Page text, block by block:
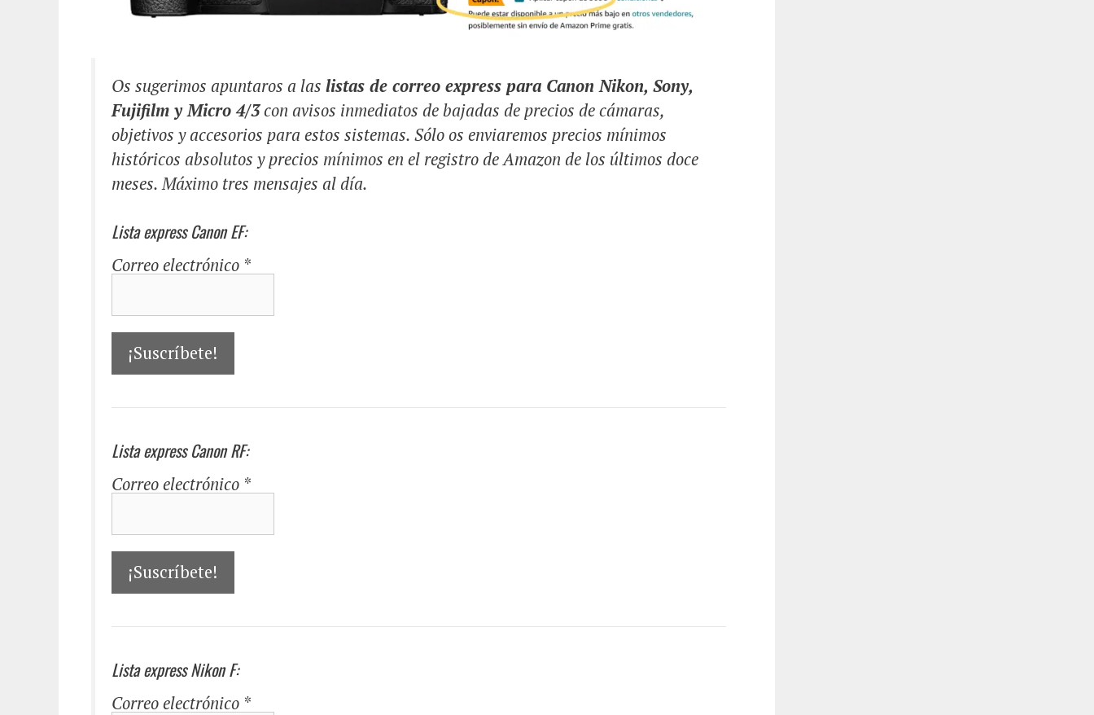
Os sugerimos apuntaros a las listas de correo express para Canon Nikon, Sony,
Fujifilm y Micro 4/3con avisos inmediatos de bajadas de precios de cámaras,
objetivos y accesorios para estos sistemas. Sólo os enviaremos precios mínimos
históricos absolutos y precios mínimos en el registro de Amazon de los últimos doce
meses. Máximo tres mensajes al día.
Lista express Canon EF:
Correo electrónico *
Lista express Canon RF:
Correo electrónico *
Lista express Nikon F:
Correo electrónico *